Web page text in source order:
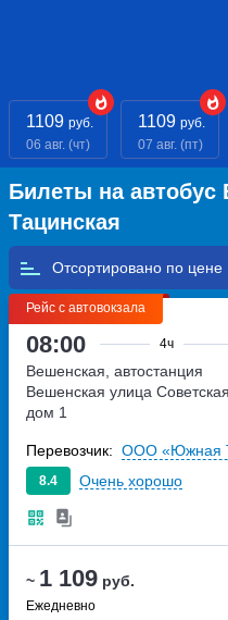
1109 руб.
06 авг. (чт)
1109 руб.
07 авг. (пт)
Билеты на
Тацинская
Отсортировано по
Рейс с автовокзала
08:00 4ч
~ 1 109 руб.
Ежедневно
Вешенская, автостанция
Вешенская улица Советская,
дом 1
8.4 Очень хорошо
Перевозчик: ООО «Южная